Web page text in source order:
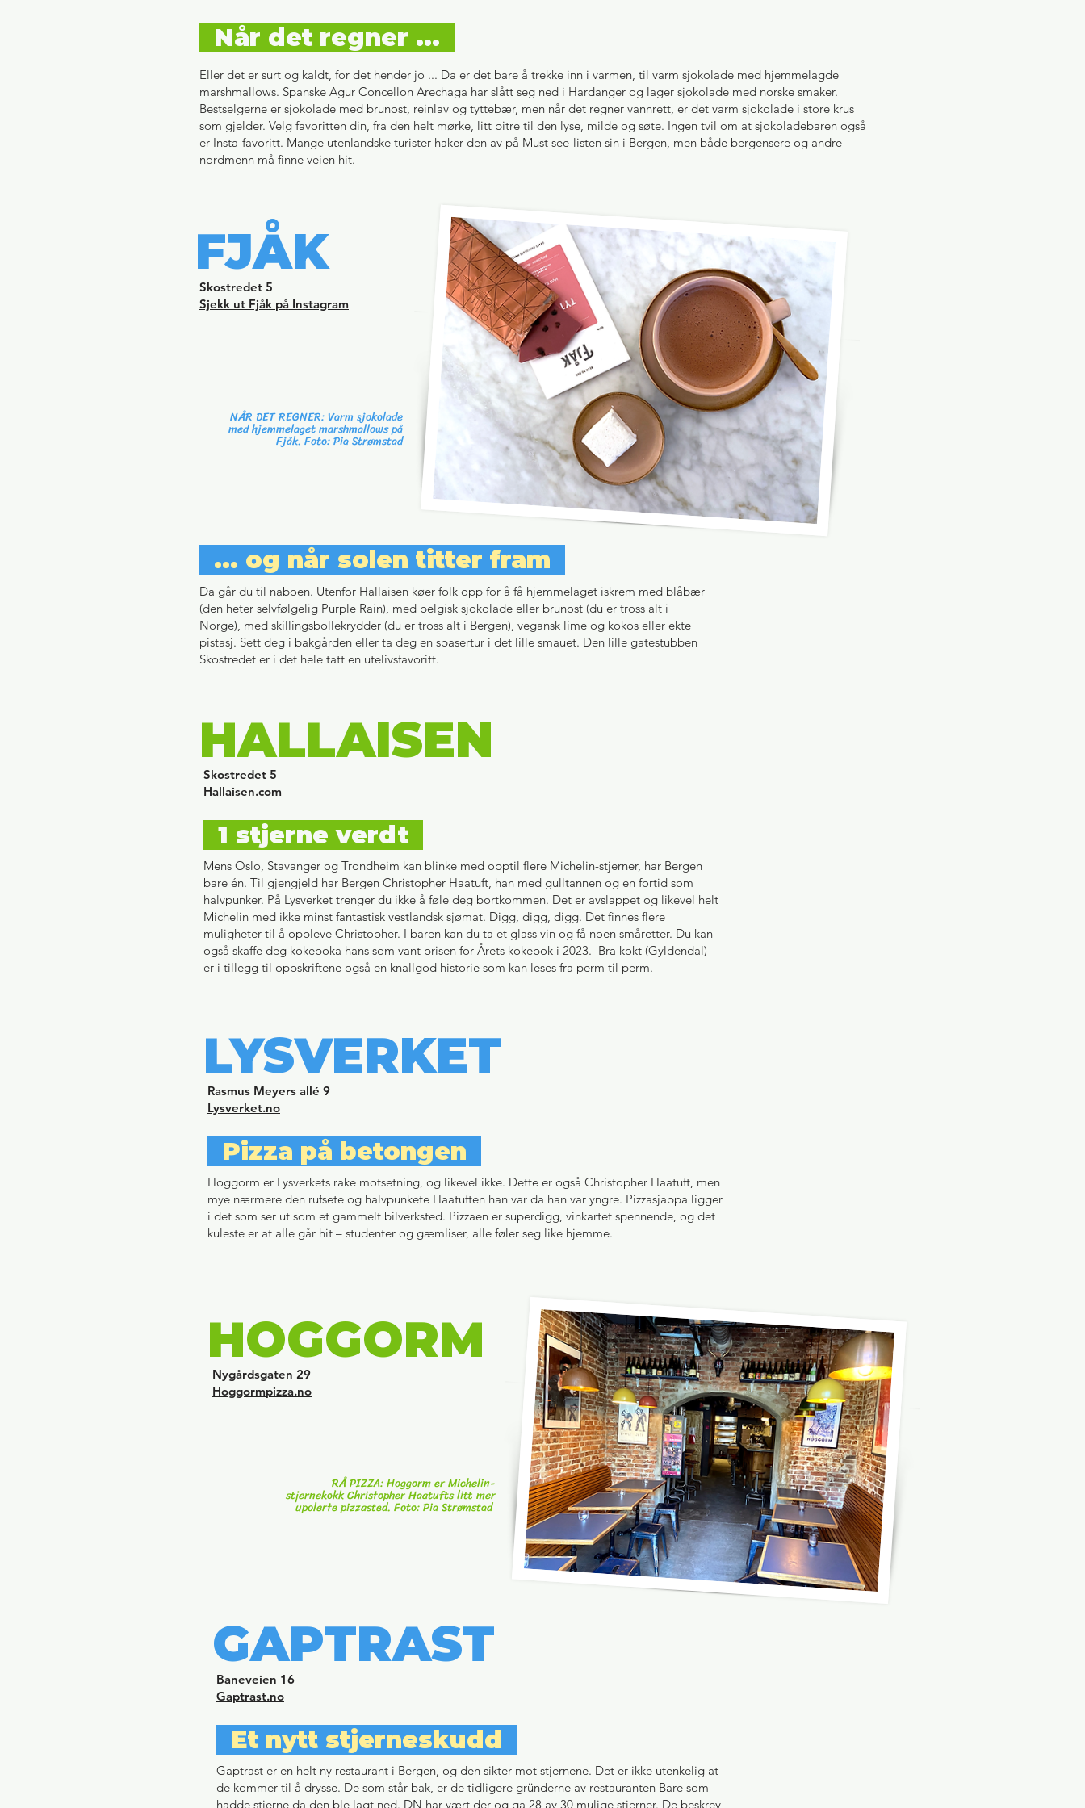
Når det regner ...
Eller det er surt og kaldt, for det hender jo ... Da er det bare å trekke inn i varmen, til varm sjokolade med hjemmelagde
marshmallows. Spanske Agur Concellon Arechaga har slått seg ned i Hardanger og lager sjokolade med norske smaker.
Bestselgerne er sjokolade med brunost, reinlav og tyttebær, men når det regner vannrett, er det varm sjokolade i store krus
som gjelder. Velg favoritten din, fra den helt mørke, litt bitre til den lyse, milde og søte. Ingen tvil om at sjokoladebaren også
er Insta-favoritt. Mange utenlandske turister haker den av på Must see-listen sin i Bergen, men både bergensere og andre
nordmenn må finne veien hit.
FJÅK
Skostredet 5
Sjekk ut Fjåk på Instagram
NÅR DET REGNER: Varm sjokolade
med hjemmelaget marshmallows på
Fjåk.Foto: Pia Strømstad
... og når solen titter fram
Da går du til naboen. Utenfor Hallaisen køer folk opp for å få hjemmelaget iskrem med blåbær
(den heter selvfølgelig Purple Rain), med belgisk sjokolade eller brunost (du er tross alt i
Norge), med skillingsbollekrydder (du er tross alt i Bergen), vegansk lime og kokos eller ekte
pistasj. Sett deg i bakgården eller ta deg en spasertur i det lille smauet. Den lille gatestubben
Skostredet er i det hele tatt en utelivsfavoritt.
HALLAISEN
Skostredet 5
Hallaisen.com
1 stjerne verdt
Mens Oslo, Stavanger og Trondheim kan blinke med opptil flere Michelin-stjerner, har Bergen
bare én. Til gjengjeld har Bergen Christopher Haatuft, han med gulltannen og en fortid som
halvpunker. På Lysverket trenger du ikke å føle deg bortkommen. Det er avslappet og likevel helt
Michelin med ikke minst fantastisk vestlandsk sjømat. Digg, digg, digg. Det finnes flere
muligheter til å oppleve Christopher. I baren kan du ta et glass vin og få noen småretter. Du kan
også skaffe deg kokeboka hans som vant prisen for Årets kokebok i 2023. Bra kokt (Gyldendal)
er i tillegg til oppskriftene også en knallgod historie som kan leses fra perm til perm.
LYSVERKET
Rasmus Meyers allé 9
Lysverket.no
Pizza på betongen
Hoggorm er Lysverkets rake motsetning, og likevel ikke. Dette er også Christopher Haatuft, men
mye nærmere den rufsete og halvpunkete Haatuften han var da han var yngre. Pizzasjappa ligger
i det som ser ut som et gammelt bilverksted. Pizzaen er superdigg, vinkartet spennende, og det
kuleste er at alle går hit – studenter og gæmliser, alle føler seg like hjemme.
HOGGORM
Nygårdsgaten 29
Hoggormpizza.no
RÅ PIZZA: Hoggorm er Michelin-
stjernekokk Christopher Haatufts litt mer
upolerte pizzasted. Foto: Pia Strømstad
GAPTRAST
Baneveien 16
Gaptrast.no
Et nytt stjerneskudd
Gaptrast er en helt ny restaurant i Bergen, og den sikter mot stjernene. Det er ikke utenkelig at
de kommer til å drysse. De som står bak, er de tidligere gründerne av restauranten Bare som
hadde stjerne da den ble lagt ned. DN har vært der og ga 28 av 30 mulige stjerner. De beskrev